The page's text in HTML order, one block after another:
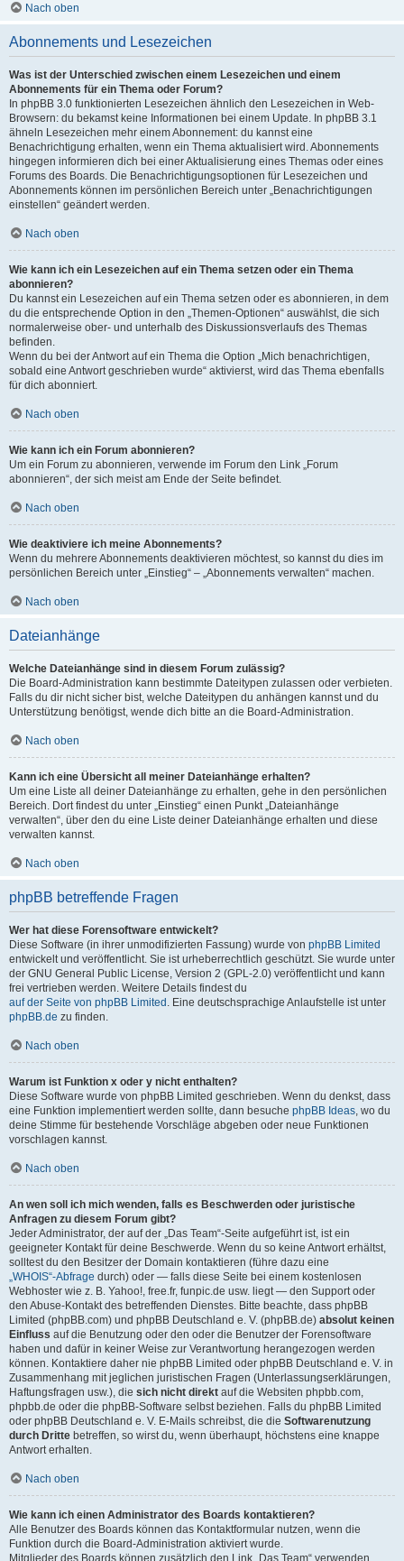
Nach oben
Abonnements und Lesezeichen
Was ist der Unterschied zwischen einem Lesezeichen und einem
Abonnements für ein Thema oder Forum?
In phpBB 3.0 funktionierten Lesezeichen ähnlich den Lesezeichen in Web-
Browsern: du bekamst keine Informationen bei einem Update. In phpBB 3.1
ähneln Lesezeichen mehr einem Abonnement: du kannst eine
Benachrichtigung erhalten, wenn ein Thema aktualisiert wird. Abonnements
hingegen informieren dich bei einer Aktualisierung eines Themas oder eines
Forums des Boards. Die Benachrichtigungsoptionen für Lesezeichen und
Abonnements können im persönlichen Bereich unter „Benachrichtigungen
einstellen“ geändert werden.
Nach oben
Wie kann ich ein Lesezeichen auf ein Thema setzen oder ein Thema
abonnieren?
Du kannst ein Lesezeichen auf ein Thema setzen oder es abonnieren, in dem
du die entsprechende Option in den „Themen-Optionen“ auswählst, die sich
normalerweise ober- und unterhalb des Diskussionsverlaufs des Themas
befinden.
Wenn du bei der Antwort auf ein Thema die Option „Mich benachrichtigen,
sobald eine Antwort geschrieben wurde“ aktivierst, wird das Thema ebenfalls
für dich abonniert.
Nach oben
Wie kann ich ein Forum abonnieren?
Um ein Forum zu abonnieren, verwende im Forum den Link „Forum
abonnieren“, der sich meist am Ende der Seite befindet.
Nach oben
Wie deaktiviere ich meine Abonnements?
Wenn du mehrere Abonnements deaktivieren möchtest, so kannst du dies im
persönlichen Bereich unter „Einstieg“ – „Abonnements verwalten“ machen.
Nach oben
Dateianhänge
Welche Dateianhänge sind in diesem Forum zulässig?
Die Board-Administration kann bestimmte Dateitypen zulassen oder verbieten.
Falls du dir nicht sicher bist, welche Dateitypen du anhängen kannst und du
Unterstützung benötigst, wende dich bitte an die Board-Administration.
Nach oben
Kann ich eine Übersicht all meiner Dateianhänge erhalten?
Um eine Liste all deiner Dateianhänge zu erhalten, gehe in den persönlichen
Bereich. Dort findest du unter „Einstieg“ einen Punkt „Dateianhänge
verwalten“, über den du eine Liste deiner Dateianhänge erhalten und diese
verwalten kannst.
Nach oben
phpBB betreffende Fragen
Wer hat diese Forensoftware entwickelt?
Diese Software (in ihrer unmodifizierten Fassung) wurde von phpBB Limited
entwickelt und veröffentlicht. Sie ist urheberrechtlich geschützt. Sie wurde unter
der GNU General Public License, Version 2 (GPL-2.0) veröffentlicht und kann
frei vertrieben werden. Weitere Details findest du
auf der Seite von phpBB Limited . Eine deutschsprachige Anlaufstelle ist unter
phpBB.de zu finden.
Nach oben
Warum ist Funktion x oder y nicht enthalten?
Diese Software wurde von phpBB Limited geschrieben. Wenn du denkst, dass
eine Funktion implementiert werden sollte, dann besuche phpBB Ideas, wo du
deine Stimme für bestehende Vorschläge abgeben oder neue Funktionen
vorschlagen kannst.
Nach oben
An wen soll ich mich wenden, falls es Beschwerden oder juristische
Anfragen zu diesem Forum gibt?
Jeder Administrator, der auf der „Das Team“-Seite aufgeführt ist, ist ein
geeigneter Kontakt für deine Beschwerde. Wenn du so keine Antwort erhältst,
solltest du den Besitzer der Domain kontaktieren (führe dazu eine
„WHOIS“-Abfrage durch) oder — falls diese Seite bei einem kostenlosen
Webhoster wie z. B. Yahoo!, free.fr, funpic.de usw. liegt — den Support oder
den Abuse-Kontakt des betreffenden Dienstes. Bitte beachte, dass phpBB
Limited (phpBB.com) und phpBB Deutschland e. V. (phpBB.de) absolut keinen
Einfluss auf die Benutzung oder den oder die Benutzer der Forensoftware
haben und dafür in keiner Weise zur Verantwortung herangezogen werden
können. Kontaktiere daher nie phpBB Limited oder phpBB Deutschland e. V. in
Zusammenhang mit jeglichen juristischen Fragen (Unterlassungserklärungen,
Haftungsfragen usw.), die sich nicht direkt auf die Websiten phpbb.com,
phpbb.de oder die phpBB-Software selbst beziehen. Falls du phpBB Limited
oder phpBB Deutschland e. V. E-Mails schreibst, die die Softwarenutzung
durch Dritte betreffen, so wirst du, wenn überhaupt, höchstens eine knappe
Antwort erhalten.
Nach oben
Wie kann ich einen Administrator des Boards kontaktieren?
Alle Benutzer des Boards können das Kontaktformular nutzen, wenn die
Funktion durch die Board-Administration aktiviert wurde.
Mitglieder des Boards können zusätzlich den Link „Das Team“ verwenden.